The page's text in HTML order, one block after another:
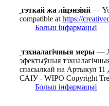
гэткай жа ліцэнзіяй —
compatible at https://
Больш інфармацыі
тэхналагічныя меры —
эфектыўныя
спасылкай на Артыкул
САІУ - WIPO Copyright
Больш інфармацыі